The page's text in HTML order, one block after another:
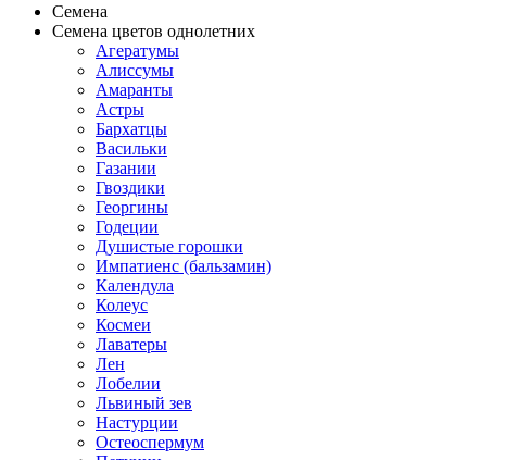
Семена
Семена цветов однолетних
Агератумы
Алиссумы
Амаранты
Астры
Бархатцы
Васильки
Газании
Гвоздики
Георгины
Годеции
Душистые горошки
Импатиенс (бальзамин)
Календула
Колеус
Космеи
Лаватеры
Лен
Лобелии
Львиный зев
Настурции
Остеоспермум